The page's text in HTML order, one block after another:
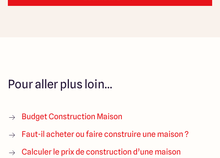
Pour aller plus loin…
Budget Construction Maison
Faut-il acheter ou faire construire une maison ?
Calculer le prix de construction d’une maison